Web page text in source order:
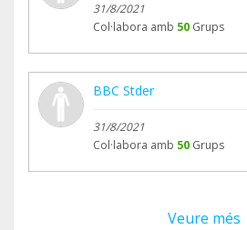
31/8/2021
Col·labora amb 50 Grups
BBC Stder
31/8/2021
Col·labora amb 50 Grups
Veure més